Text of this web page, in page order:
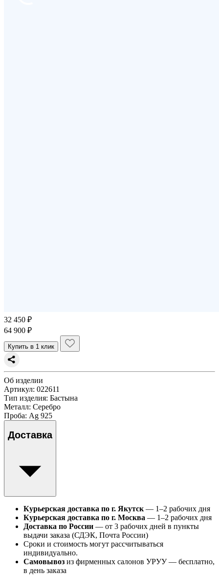
32 450 ₽
64 900 ₽
Купить в 1 клик
Об изделии
Артикул: 022611
Тип изделия: Бастына
Металл: Серебро
Проба: Ag 925
Доставка
Курьерская доставка по г. Якутск — 1–2 рабочих дня
Курьерская доставка по г. Москва — 1–2 рабочих дня
Доставка по России — от 3 рабочих дней в пункты
выдачи заказа (СДЭК, Почта России)
Сроки и стоимость могут рассчитываться
индивидуально.
Самовывоз из фирменных салонов УРУУ — бесплатно,
в день заказа